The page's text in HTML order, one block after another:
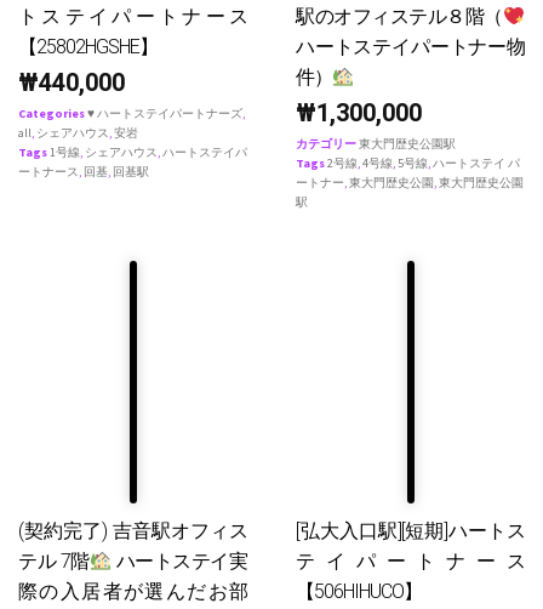
トステイパートナース
【25802HGSHE】
₩440,000
Categories♥ ハートステイパートナーズ,
all, シェアハウス,安岩
Tags1号線, シェアハウス,ハートステイパ
ートナース, 回基, 回基駅
駅のオフィステル８階（
ハートステイパートナー物
件）
₩1,300,000
カテゴリー東大門歴史公園駅
Tags2号線,4号線, 5号線,ハートステイ パ
ートナー,東大門歴史公園 ,東大門歴史公園
駅
(契約完了) 吉音駅オフィス
テル 7階
ハートステイ実
際の入居者が選んだお部
[弘大入口駅][短期]ハートス
テイパートナース
【506HIHUCO】